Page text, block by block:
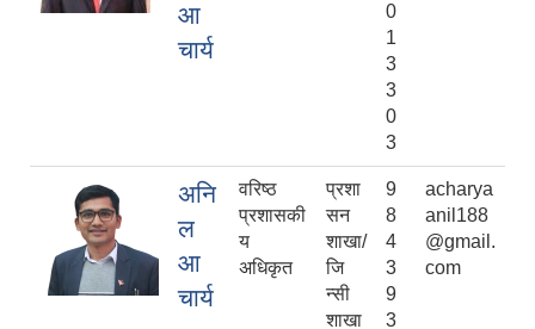
आ
चार्य
0
1
3
3
0
3
अनि
ल
आ
चार्य
वरिष्ठ
प्रशासकी
य
अधिकृत
प्रशा
सन
शाखा/
जि
न्सी
शाखा
9
8
4
3
9
3
acharya
anil188
@gmail.
com